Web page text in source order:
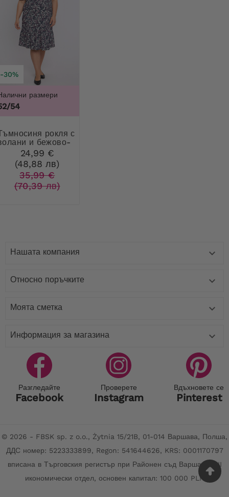
-30%
размери
54
с
и бежово-
цветя
24,99 €
(48,88 лв)
35,99 €
(70,39 лв)
Нашата компания 
Относно поръчките 
Моята сметка 
Информация за магазина 
Разгледайте
Facebook
Проверете
Instagram
Вдъхновете се
Pinterest
© 2026 - FBSK sp. z o.o., Żytnia 15/21B, 01-014 Варшава, Полша,
ДДС номер: 5223333899, Regon: 541644626, KRS: 0001170797
вписана в Търговския регистър при Районен съд Варшава, XII
икономически отдел, основен капитал: 100 000 PLN